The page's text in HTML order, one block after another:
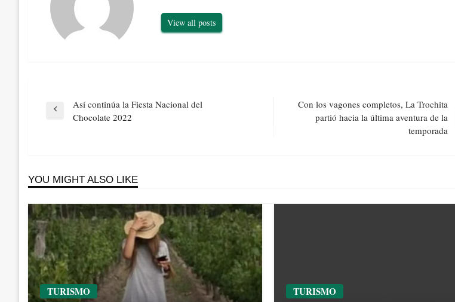
View all posts
Navegación
Previous
Así continúa la Fiesta Nacional del
Chocolate 2022
Con los vagones completos, La Trochita
partió hacia la última aventura de la
temporada
YOU MIGHT ALSO LIKE
TURISMO TURISMO